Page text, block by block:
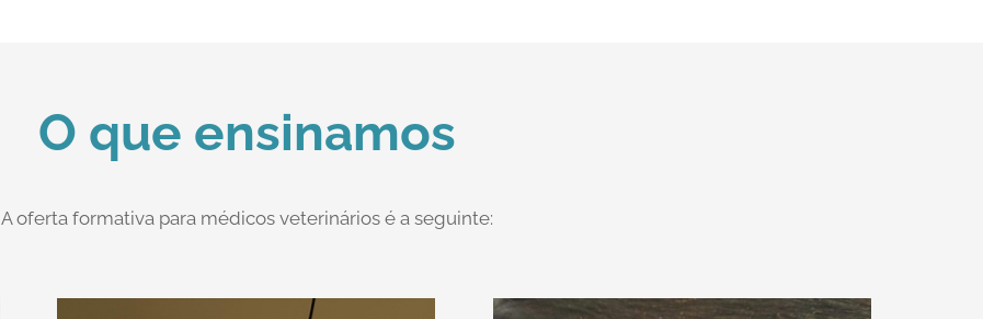
O que ensinamos
A oferta formativa para médicos veterinários é a seguinte: